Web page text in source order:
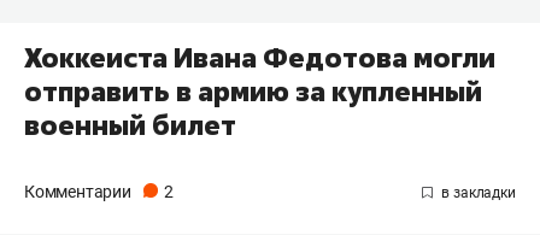
Хоккеиста Ивана Федотова могли
отправить в армию за купленный
военный билет
Комментарии 2